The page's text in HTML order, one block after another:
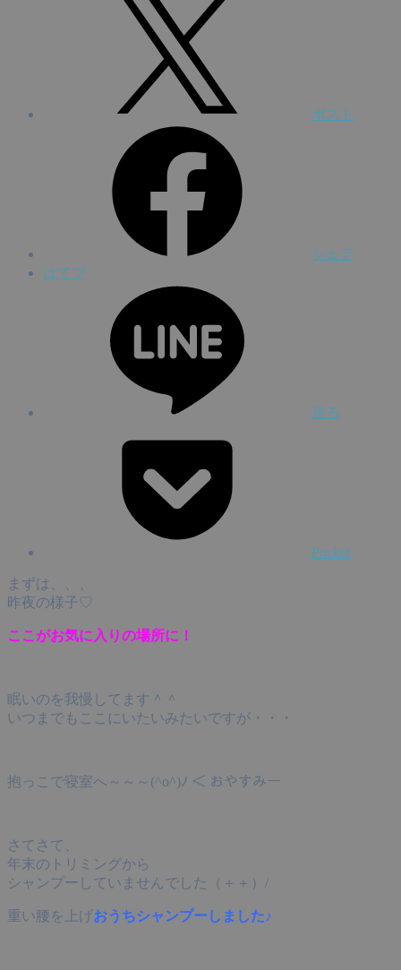
ポスト
シェア
はてブ
送る
Pocket
まずは、、、
昨夜の様子♡
ここがお気に入りの場所に！
眠いのを我慢してます＾＾
いつまでもここにいたいみたいですが・・・
抱っこで寝室へ～～～(^o^)ﾉ ＜ おやすみー
さてさて、
年末のトリミングから
シャンプーしていませんでした（＋＋）/
重い腰を上げおうちシャンプーしました♪